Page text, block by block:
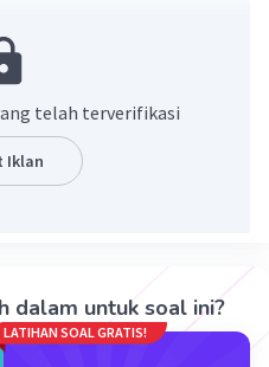
persis, berarti sudut-
juga besarnya sama.
75°)
Level 59
telah terverifikasi
Iklan
dalam untuk soal ini?
LATIHAN SOAL GRATIS!